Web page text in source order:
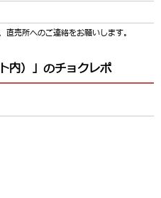
売所へのご連絡をお願いします。
内）」のチョクレポ